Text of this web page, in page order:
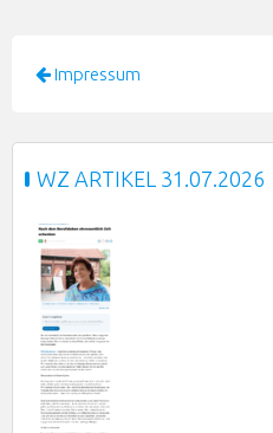
Beitragsnavigation
Impressum
WZ ARTIKEL 31.07.2026